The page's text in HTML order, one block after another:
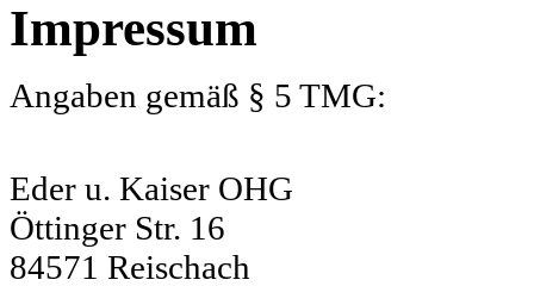
Impressum
Angaben gemäß § 5 TMG:
Eder u. Kaiser OHG
Öttinger Str. 16
84571 Reischach